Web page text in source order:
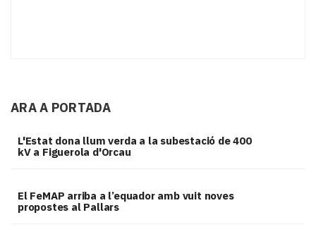
ARA A PORTADA
L'Estat dona llum verda a la subestació de 400
kV a Figuerola d'Orcau
El FeMAP arriba a l’equador amb vuit noves
propostes al Pallars